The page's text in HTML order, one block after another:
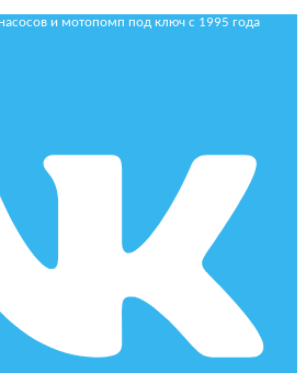
и мотопомп под ключ с 1995 года